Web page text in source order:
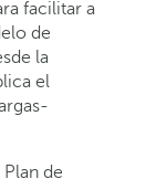
facilitar a
de
la
el
de